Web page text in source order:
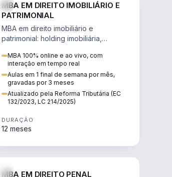
MBA EM DIREITO IMOBILIÁRIO E
PATRIMONIAL
MBA em direito imobiliário e
patrimonial: holding imobiliária,
contratos e impactos da Reforma
Tributária.
MBA 100% online e ao vivo, com
interação em tempo real
Aulas em 1 final de semana por mês,
gravadas por 3 meses
Atualizado pela Reforma Tributária (EC
132/2023, LC 214/2025)
DURAÇÃO
12 meses
MBA EM DIREITO PENAL